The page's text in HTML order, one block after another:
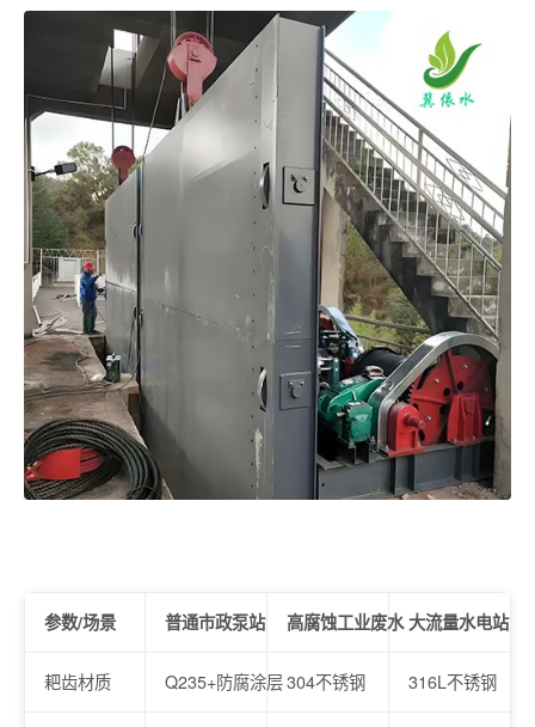
参数/场景 普通市政泵站 高腐蚀工业废水 大流量水电站
耙齿材质 Q235+防腐涂层304不锈钢 316L不锈钢